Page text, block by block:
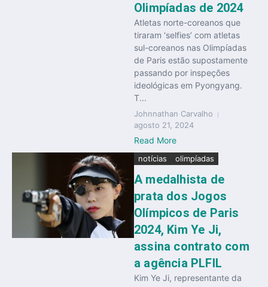
Olimpíadas de 2024
Atletas norte-coreanos que
tiraram ‘selfies’ com atletas
sul-coreanos nas Olimpíadas
de Paris estão supostamente
passando por inspeções
ideológicas em Pyongyang.
T...
Johnnathan Carvalho
agosto 21, 2024
Read More
notícias olimpíadas
A medalhista de
prata dos Jogos
Olímpicos de Paris
2024, Kim Ye Ji,
assina contrato com
a agência PLFIL
Kim Ye Ji, representante da